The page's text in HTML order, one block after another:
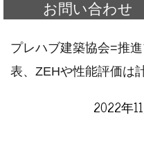
お問い合わせ
プレハブ建築協会=推
表、ZEHや性能評価は
2022年